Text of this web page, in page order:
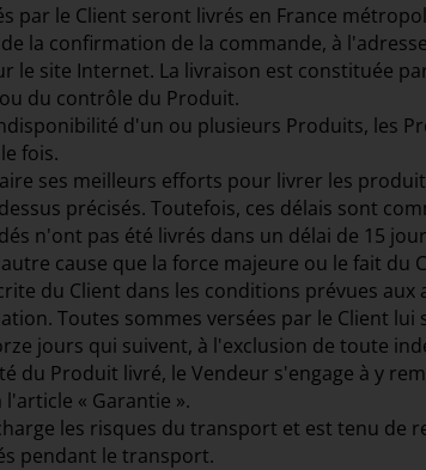
par le Client seront livrés en France
la confirmation de la commande, à
le site Internet. La livraison est constituée
du contrôle du Produit.
d'un ou plusieurs Produits, les
fois.
ses meilleurs efforts pour livrer les
précisés. Toutefois, ces délais sont
n'ont pas été livrés dans un délai de 15
cause que la force majeure ou le fait du
du Client dans les conditions prévues aux
Toutes sommes versées par le Client
jours qui suivent, à l'exclusion de toute
du Produit livré, le Vendeur s'engage à y
« Garantie ».
les risques du transport et est tenu de
pendant le transport.